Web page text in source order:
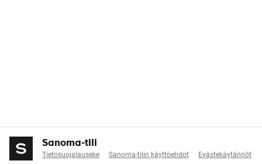
Sanoma-tili
Tietosuojalauseke Sanoma-tilin käyttöehdot Evästekäytännöt